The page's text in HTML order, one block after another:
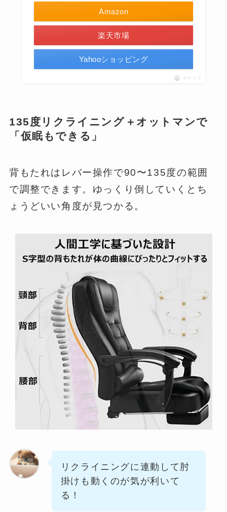
Amazon
楽天市場
Yahooショッピング
ポチップ
135度リクライニング＋オットマンで
「仮眠もできる」
背もたれはレバー操作で90〜135度の範囲
で調整できます。ゆっくり倒していくとち
ょうどいい角度が見つかる。
リクライニングに連動して肘
掛けも動くのが気が利いて
る！